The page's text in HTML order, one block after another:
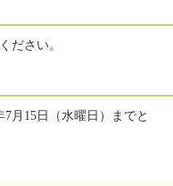
ださい。
月15日（水曜日）までと